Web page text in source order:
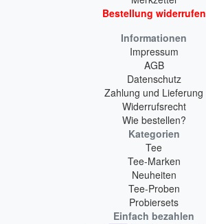
Bestellung widerrufen
Informationen
Impressum
AGB
Datenschutz
Zahlung und Lieferung
Widerrufsrecht
Wie bestellen?
Kategorien
Tee
Tee-Marken
Neuheiten
Tee-Proben
Probiersets
Einfach bezahlen